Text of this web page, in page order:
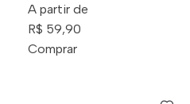
A partir de
R$ 59,90
Comprar